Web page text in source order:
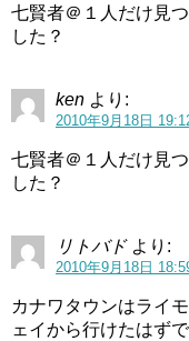
七賢者＠１人だけ見
した？
ken より:
2010年9月18日
七賢者＠１人だけ見
した？
リトバド より:
2010年9月18日
カナワタウンはライ
ェイから行けたはず